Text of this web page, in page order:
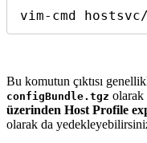
vim-cmd
Bu komutun çıktısı
configBundle.tgz olarak
üzerinden Host Profile
olarak da